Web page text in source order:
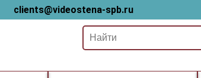
clients@videostena-spb.ru